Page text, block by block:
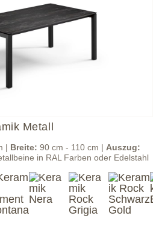
Metall
| Breite: 90 cm - 110 cm | Auszug:
in RAL Farben oder Edelstahl